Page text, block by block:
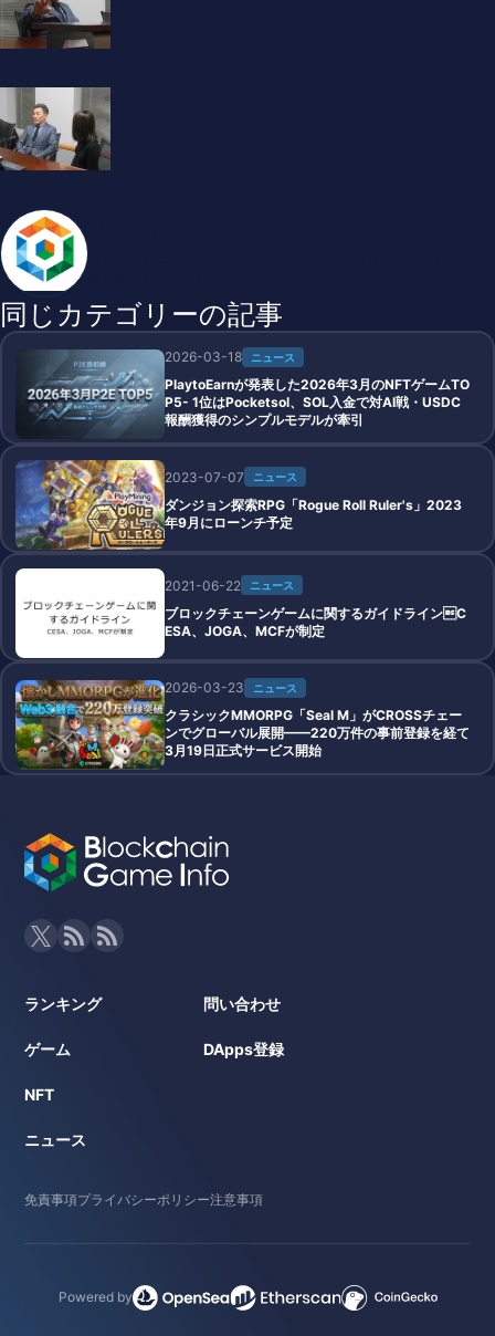
同じカテゴリーの記事
2026-03-18 ニュース
PlaytoEarnが発表した2026年3月のNFTゲームTO
P5- 1位はPocketsol、SOL入金で対AI戦・USDC
報酬獲得のシンプルモデルが牽引
2023-07-07 ニュース
ダンジョン探索RPG「Rogue Roll Ruler's」2023
年9月にローンチ予定
2021-06-22 ニュース
ブロックチェーンゲームに関するガイドラインC
ESA、JOGA、MCFが制定
2026-03-23 ニュース
クラシックMMORPG「Seal M」がCROSSチェー
ンでグローバル展開——220万件の事前登録を経て
3月19日正式サービス開始
ランキング
ゲーム
NFT
ニュース
問い合わせ
DApps登録
免責事項プライバシーポリシー注意事項
Powered by